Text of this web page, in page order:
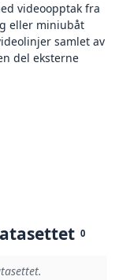
videoopptak fra
eller miniubåt
samlet av
del eksterne
0